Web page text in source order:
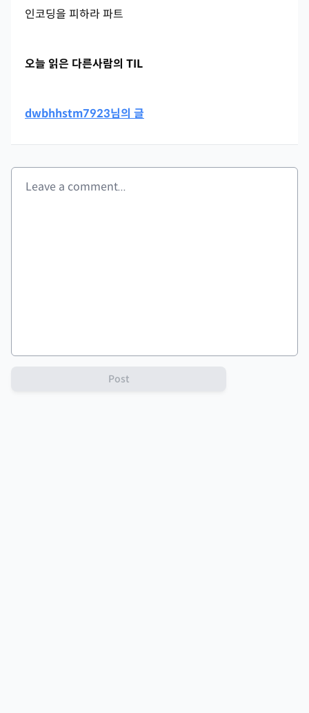
인코딩을 피하라 파트
오늘 읽은 다른사람의 TIL
dwbhhstm7923님의 글
Post